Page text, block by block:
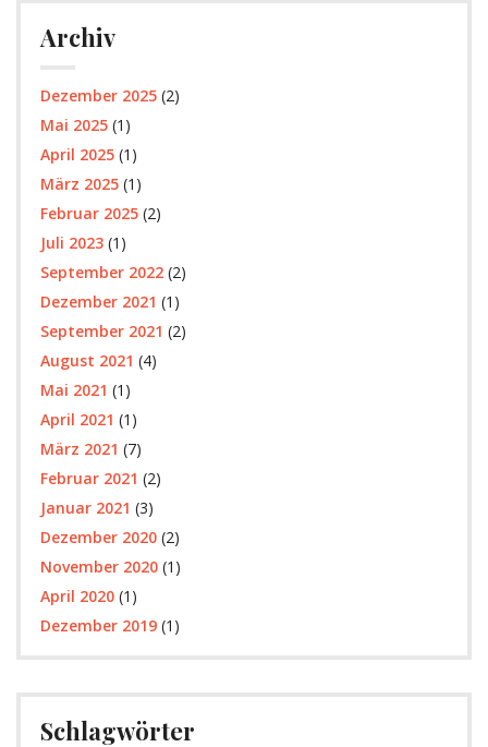
Archiv
Dezember 2025(2)
Mai 2025(1)
April 2025(1)
März 2025(1)
Februar 2025(2)
Juli 2023(1)
September 2022(2)
Dezember 2021 (1)
September 2021 (2)
August 2021 (4)
Mai 2021 (1)
April 2021 (1)
März 2021 (7)
Februar 2021 (2)
Januar 2021 (3)
Dezember 2020(2)
November 2020(1)
April 2020(1)
Dezember 2019(1)
Schlagwörter